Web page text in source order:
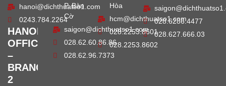
hanoi@dichthuatso1.com
0243.784.2264
HANOI
OFFICE
–
BRANCH
2
P. Bàn
Cờ
saigon@dichthuatso1.com
028.62.60.86.86
028.62.96.7373
Hòa
hcm@dichthuatso1.com
028.2253.8601
028.2253.8602
028.6286.4477
028.627.666.03